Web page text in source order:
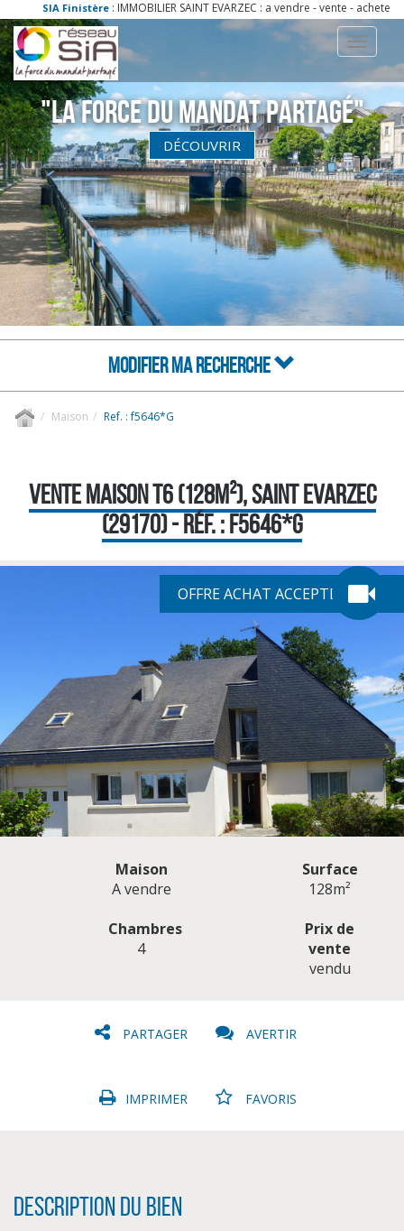
Finistère: IMMOBILIER SAINT EVARZEC : a vendre - vente - acheter - ach
Toggle
"La Force du Mandat partagé"
DÉCOUVRIR
MODIFIER MA RECHERCHE
Maison Ref. : f5646*G
VENTE MAISON T6 (128M²), SAINT EVARZEC
(29170) - RÉF. : F5646*G
OFFRE ACHAT ACCEPTÉE
Maison
A vendre
Surface
128m²
Chambres
4
Prix de
vente
vendu
PARTAGER AVERTIR
IMPRIMER FAVORIS
Description du bien